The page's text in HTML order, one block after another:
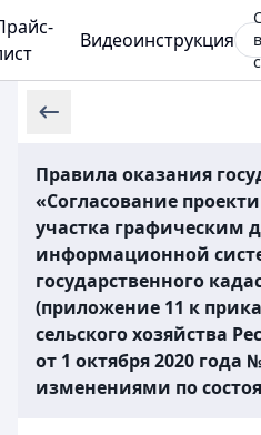
Видеоинструкция
Правила оказания
«Согласование
участка графическим
информационной
государственного
(приложение 11 к
сельского хозяйства
от 1 октября 2020 года
изменениями по